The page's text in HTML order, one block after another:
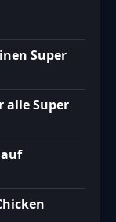
Super
alle Super